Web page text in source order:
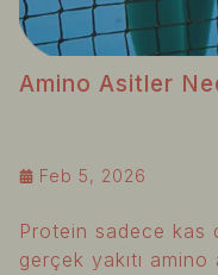
Amino Asitler
Feb 5, 2026
Protein sadece kas
gerçek yakıtı